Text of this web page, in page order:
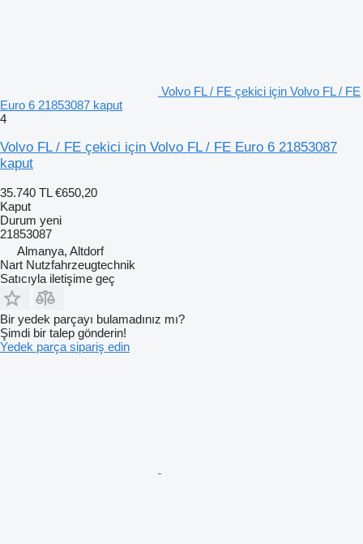
Volvo FL / FE çekici için Volvo FL / FE
Euro 6 21853087 kaput
4
Volvo FL / FE çekici için Volvo FL / FE Euro 6 21853087
kaput
35.740 TL €650,20
Kaput
Durum yeni
21853087
Almanya, Altdorf
Nart Nutzfahrzeugtechnik
Satıcıyla iletişime geç
Bir yedek parçayı bulamadınız mı?
Şimdi bir talep gönderin!
Yedek parça sipariş edin